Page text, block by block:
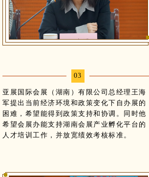
03
亚展国际会展（湖南）有限公司总经理王海
军提出当前经济环境和政策变化下自办展的
困难，希望能得到政策支持和协调。同时他
希望会展办能支持湖南会展产业孵化平台的
人才培训工作，并放宽绩效考核标准。